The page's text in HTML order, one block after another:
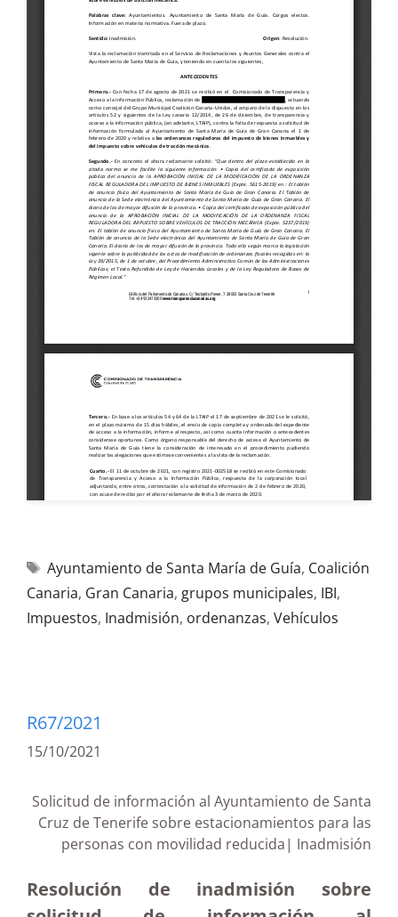
Ayuntamiento de Santa María de Guía, Coalición
Canaria, Gran Canaria, grupos municipales, IBI,
Impuestos, Inadmisión, ordenanzas, Vehículos
R67/2021
15/10/2021
Solicitud de información al Ayuntamiento de Santa
Cruz de Tenerife sobre estacionamientos para las
personas con movilidad reducida| Inadmisión
Resolución de inadmisión sobre